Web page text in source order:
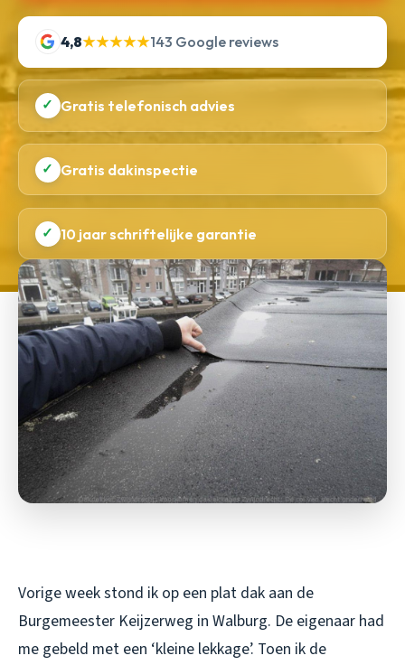
4,8★★★★★143 Google reviews
✓ Gratis telefonisch advies
✓ Gratis dakinspectie
✓ 10 jaar schriftelijke garantie
Vorige week stond ik op een plat dak aan de
Burgemeester Keijzerweg in Walburg. De eigenaar had
me gebeld met een ‘kleine lekkage’. Toen ik de